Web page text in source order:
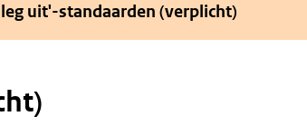
uit'-standaarden (verplicht)